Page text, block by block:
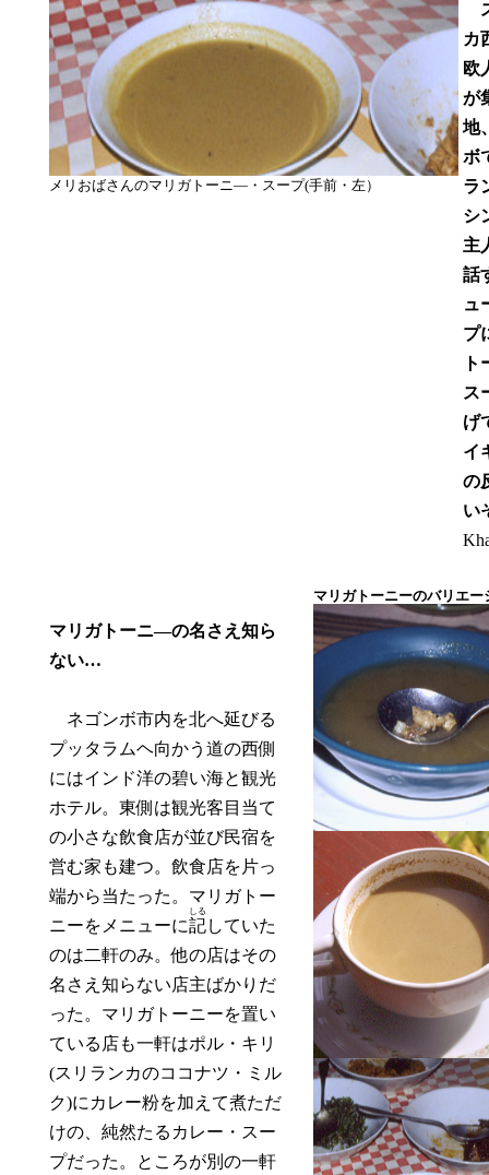
メリおばさんのマリガトーニ―・スープ(手前・左）
カ
欧
が
地
ボ
ラ
シ
主
話
ュ
プ
ス
げ
イ
の
い
マリガトーニ―の名さえ知ら
ない…
ネゴンボ市内を北へ延びる
プッタラムヘ向かう道の西側
にはインド洋の碧い海と観光
ホテル。東側は観光客目当て
の小さな飲食店が並び民宿を
営む家も建つ。飲食店を片っ
端から当たった。マリガトー
ニーをメニューに記
しる
していた
のは二軒のみ。他の店はその
名さえ知らない店主ばかりだ
った。マリガトーニーを置い
ている店も一軒はポル・キリ
(スリランカのココナツ・ミル
ク)にカレー粉を加えて煮ただ
けの、純然たるカレー・スー
プだった。ところが別の一軒
マリガトーニーのバリエー